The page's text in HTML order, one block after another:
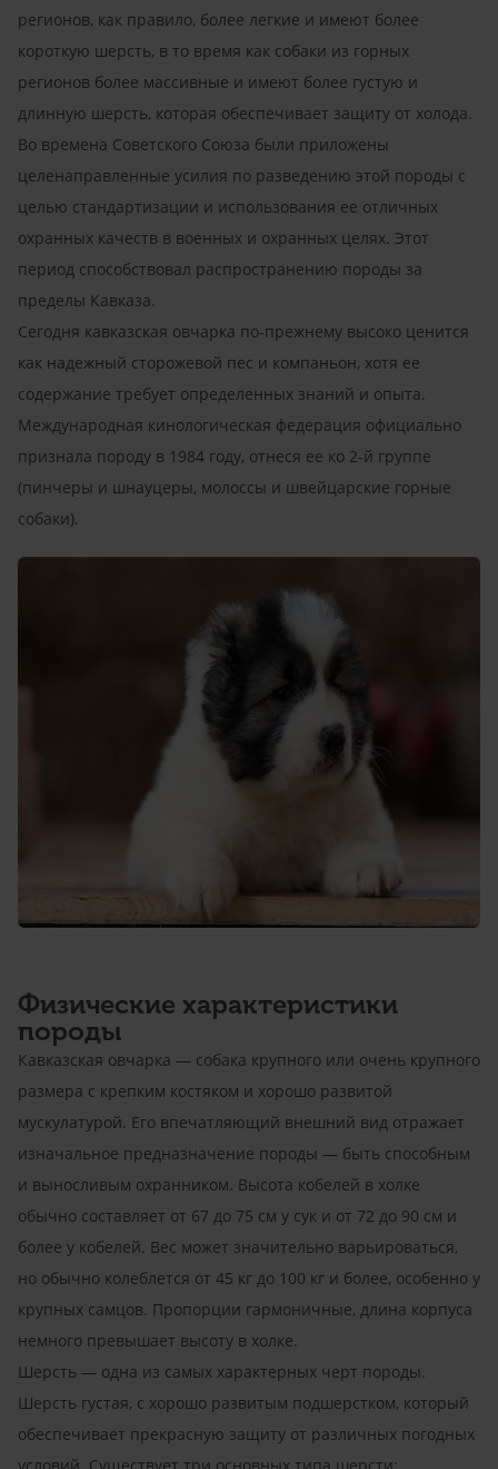
регионов, как правило, более легкие и имеют более
короткую шерсть, в то время как собаки из горных
регионов более массивные и имеют более густую и
длинную шерсть, которая обеспечивает защиту от холода.
Во времена Советского Союза были приложены
целенаправленные усилия по разведению этой породы с
целью стандартизации и использования ее отличных
охранных качеств в военных и охранных целях. Этот
период способствовал распространению породы за
пределы Кавказа.
Сегодня кавказская овчарка по-прежнему высоко ценится
как надежный сторожевой пес и компаньон, хотя ее
содержание требует определенных знаний и опыта.
Международная кинологическая федерация официально
признала породу в 1984 году, отнеся ее ко 2-й группе
(пинчеры и шнауцеры, молоссы и швейцарские горные
собаки).
Физические характеристики
породы
Кавказская овчарка — собака крупного или очень крупного
размера с крепким костяком и хорошо развитой
мускулатурой. Его впечатляющий внешний вид отражает
изначальное предназначение породы — быть способным
и выносливым охранником. Высота кобелей в холке
обычно составляет от 67 до 75 см у сук и от 72 до 90 см и
более у кобелей. Вес может значительно варьироваться,
но обычно колеблется от 45 кг до 100 кг и более, особенно у
крупных самцов. Пропорции гармоничные, длина корпуса
немного превышает высоту в холке.
Шерсть — одна из самых характерных черт породы.
Шерсть густая, с хорошо развитым подшерстком, который
обеспечивает прекрасную защиту от различных погодных